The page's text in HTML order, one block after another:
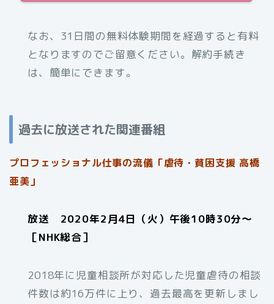
なお、31日間の無料体験期間を経過すると有料
となりますのでご留意ください。解約手続き
は、簡単にできます。
過去に放送された関連番組
プロフェッショナル仕事の流儀「虐待・貧困支援 高橋
亜美」
放送 2020年2月4日（火）午後10時30分～
［NHK総合］
2018年に児童相談所が対応した児童虐待の相談
件数は約16万件に上り、過去最高を更新しまし